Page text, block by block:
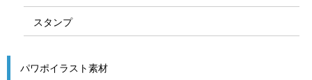
スタンプ
パワポイラスト素材